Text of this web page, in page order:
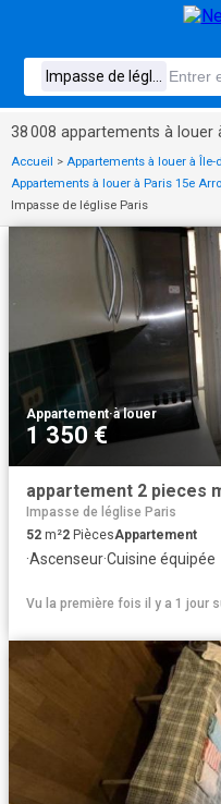
38 008 appartements à louer
Accueil > Appartements à louer à Île-
Appartements à louer à Paris 15e
Impasse de léglise Paris
Appartement·à louer
1 350 €
appartement 2 pieces
Impasse de léglise Paris
52 m²2 PiècesAppartement
·Ascenseur·Cuisine équipée
Vu la première fois il y a 1 jour